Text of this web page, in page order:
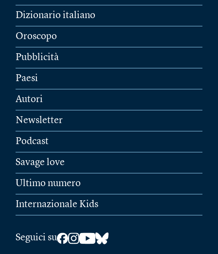
Dizionario italiano
Oroscopo
Pubblicità
Paesi
Autori
Newsletter
Podcast
Savage love
Ultimo numero
Internazionale Kids
Seguici su